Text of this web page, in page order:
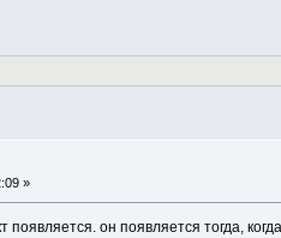
»
он появляется тогда,